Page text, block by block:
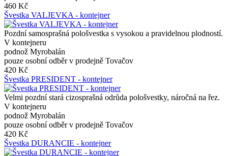
460 Kč
Švestka VALJEVKA - kontejner
Pozdní samosprašná pološvestka s vysokou a pravidelnou plodností.
V kontejneru
podnož Myrobalán
pouze osobní odběr v prodejně Tovačov
420 Kč
Švestka PRESIDENT - kontejner
Velmi pozdní stará cizosprašná odrůda pološvestky, náročná na řez.
V kontejneru
podnož Myrobalán
pouze osobní odběr v prodejně Tovačov
420 Kč
Švestka DURANCIE - kontejner